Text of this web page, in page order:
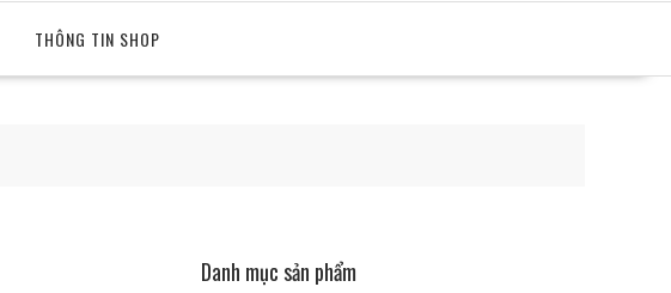
THÔNG TIN SHOP
Danh mục sản phẩm